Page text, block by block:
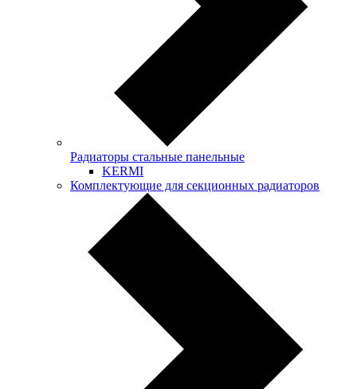
Радиаторы стальные панельные
KERMI
Комплектующие для секционных радиаторов